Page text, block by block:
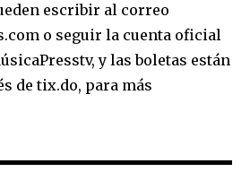
escribir al correo
o seguir la cuenta oficial
y las boletas están
de tix.do, para más